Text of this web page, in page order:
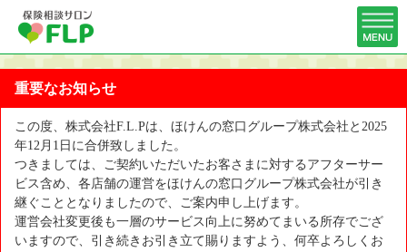
重要なお知らせ
この度、株式会社F.L.Pは、ほけんの窓口グループ株式会社と2025
年12月1日に合併致しました。
つきましては、ご契約いただいたお客さまに対するアフターサー
ビス含め、各店舗の運営をほけんの窓口グループ株式会社が引き
継ぐこととなりましたので、ご案内申し上げます。
運営会社変更後も一層のサービス向上に努めてまいる所存でござ
いますので、引き続きお引き立て賜りますよう、何卒よろしくお